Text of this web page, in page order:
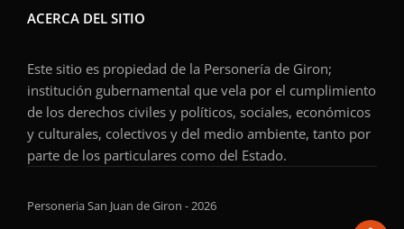
ACERCA DEL SITIO
Este sitio es propiedad de la Personería de Giron;
institución gubernamental que vela por el cumplimiento
de los derechos civiles y políticos, sociales, económicos
y culturales, colectivos y del medio ambiente, tanto por
parte de los particulares como del Estado.
Personeria San Juan de Giron - 2026